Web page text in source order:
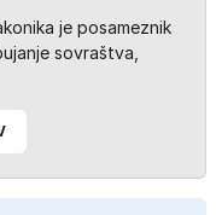
je posameznik
sovraštva,